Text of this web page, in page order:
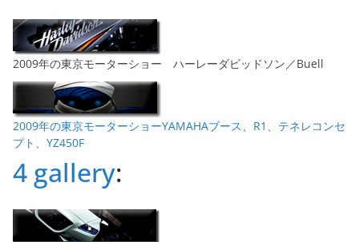
2009年の東京モーターショー ハーレーダビッドソン／Buell
2009年の東京モーターショーYAMAHAブース、R1、テネレコンセ
プト、YZ450F
4 gallery: